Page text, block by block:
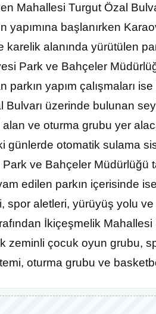
Mahallesi Turgut Özal
yapımına başlanırken
alanında yürütülen
Park ve Bahçeler
parkın yapım çalışmaları
üzerinde bulunan
ve oturma grubu yer
günlerde otomatik sulama
ve Bahçeler Müdürlüğü
edilen parkın içerisinde
spor aletleri, yürüyüş yolu
İkiçeşmelik Mahallesi
zeminli çocuk oyun grubu,
oturma grubu ve